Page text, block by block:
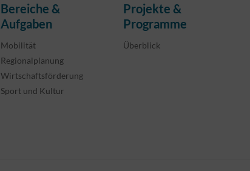
Bereiche &
Aufgaben
Mobilität
Regionalplanung
Wirtschaftsförderung
Sport und Kultur
Projekte &
Programme
Überblick